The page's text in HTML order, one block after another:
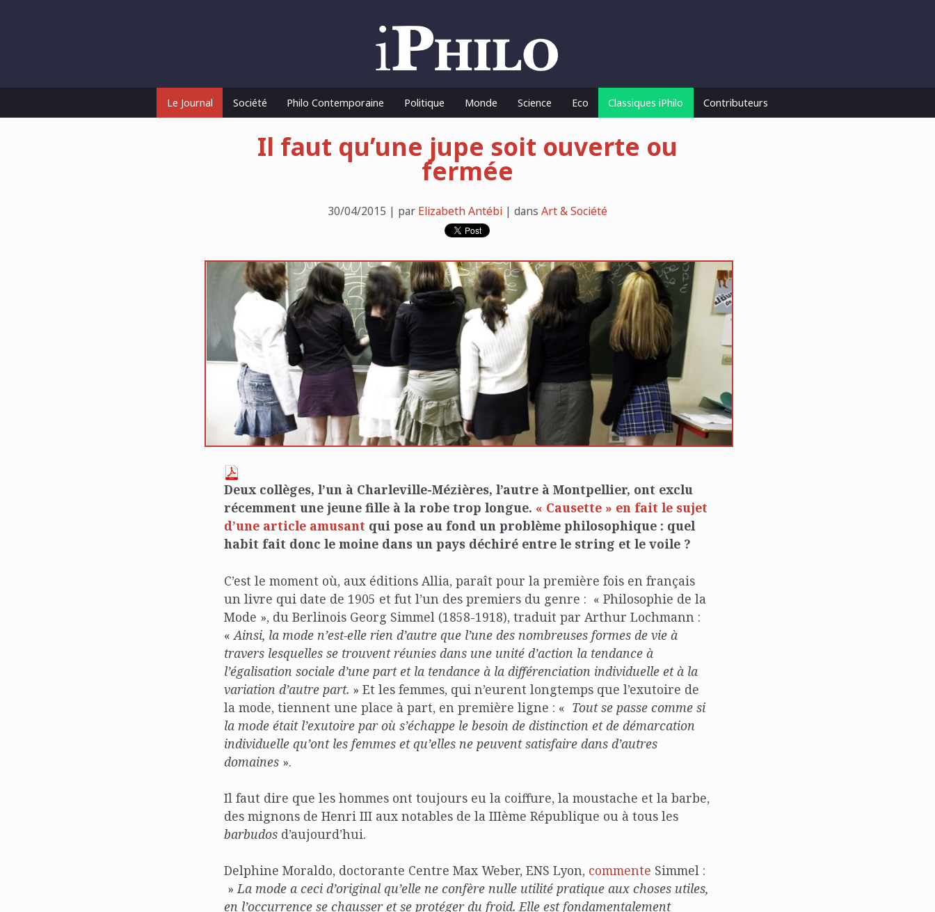
Le Journal Société Philo Contemporaine Politique Monde Science Eco Classiques iPhilo Contributeurs
Il faut qu’une jupe soit ouverte ou
fermée
30/04/2015 | par Elizabeth Antébi | dans Art & Société
Deux collèges, l’un à Charleville-Mézières, l’autre à Montpellier, ont exclu
récemment une jeune fille à la robe trop longue. « Causette » en fait le sujet
d’une article amusant qui pose au fond un problème philosophique : quel
habit fait donc le moine dans un pays déchiré entre le string et le voile ?
C’est le moment où, aux éditions Allia, paraît pour la première fois en français
un livre qui date de 1905 et fut l’un des premiers du genre : « Philosophie de la
Mode », du Berlinois Georg Simmel (1858-1918), traduit par Arthur Lochmann :
« Ainsi, la mode n’est-elle rien d’autre que l’une des nombreuses formes de vie à
travers lesquelles se trouvent réunies dans une unité d’action la tendance à
l’égalisation sociale d’une part et la tendance à la différenciation individuelle et à la
variation d’autre part. » Et les femmes, qui n’eurent longtemps que l’exutoire de
la mode, tiennent une place à part, en première ligne : « Tout se passe comme si
la mode était l’exutoire par où s’échappe le besoin de distinction et de démarcation
individuelle qu’ont les femmes et qu’elles ne peuvent satisfaire dans d’autres
domaines ».
Il faut dire que les hommes ont toujours eu la coiffure, la moustache et la barbe,
des mignons de Henri III aux notables de la IIIème République ou à tous les
barbudos d’aujourd’hui.
Delphine Moraldo, doctorante Centre Max Weber, ENS Lyon, commente Simmel :
»La mode a ceci d’original qu’elle ne confère nulle utilité pratique aux choses utiles,
en l’occurrence se chausser et se protéger du froid. Elle est fondamentalement